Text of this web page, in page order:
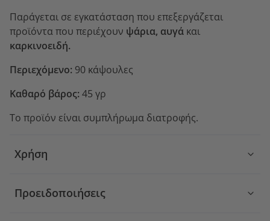
Παράγεται σε εγκατάσταση που επεξεργάζεται
προϊόντα που περιέχουν ψάρια, αυγά και
καρκινοειδή.
Περιεχόμενο: 90 κάψουλες
Καθαρό βάρος: 45 γρ
Το προϊόν είναι συμπλήρωμα διατροφής.
Χρήση
Προειδοποιήσεις